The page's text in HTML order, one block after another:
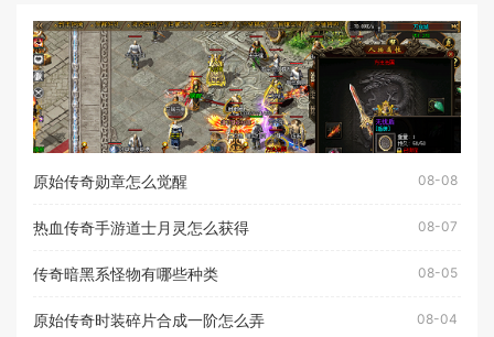
原始传奇勋章怎么觉醒 08-08
热血传奇手游道士月灵怎么获得 08-07
传奇暗黑系怪物有哪些种类 08-05
原始传奇时装碎片合成一阶怎么弄 08-04